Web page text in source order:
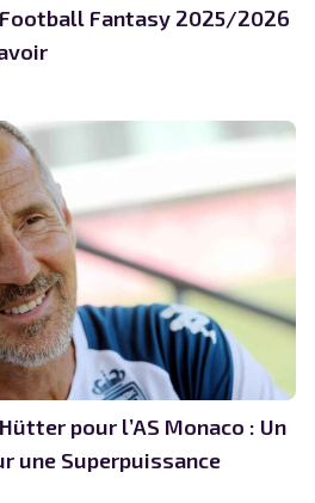
Fantasy 2025/2026
pour l’AS Monaco : Un
une Superpuissance